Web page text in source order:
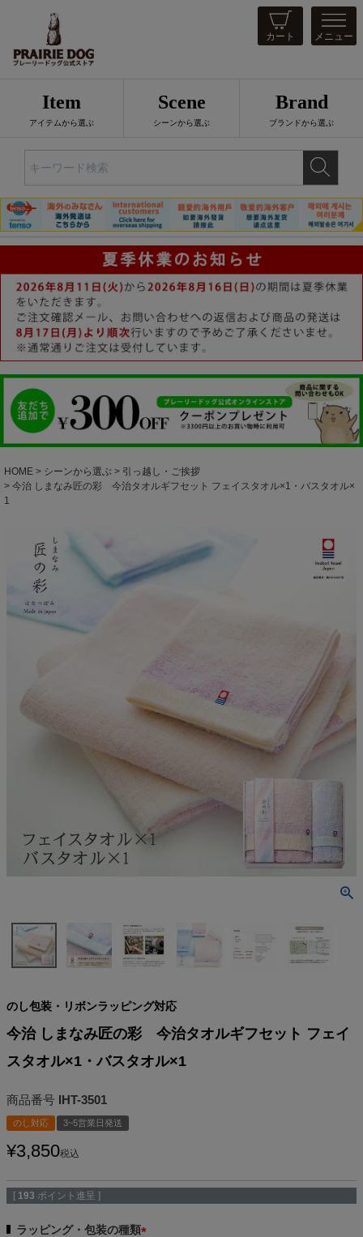
カート メニュー
Item
アイテムから選ぶ
Scene
シーンから選ぶ
Brand
ブランドから選ぶ
HOME シーンから選ぶ
引っ越し・ご挨拶
今治 しまなみ匠の彩 今治タオルギフセット フェイスタオル×1・バスタオル×
1
のし包装・リボンラッピング対応
今治 しまなみ匠の彩 今治タオルギフセット フェイ
スタオル×1・バスタオル×1
商品番号 IHT-3501
のし対応 3~5営業日発送
¥3,850税込
[ 193 ポイント進呈 ]
ラッピング・包装の種類